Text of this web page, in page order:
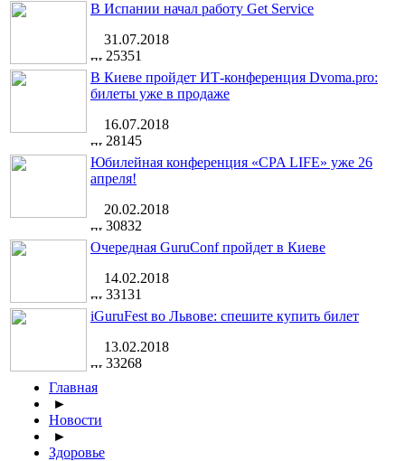
В Испании начал работу Get Service
31.07.2018
25351
В Киеве пройдет ИТ-конференция Dvoma.pro:
билеты уже в продаже
16.07.2018
28145
Юбилейная конференция «CPA LIFE» уже 26
апреля!
20.02.2018
30832
Очередная GuruConf пройдет в Киеве
14.02.2018
33131
iGuruFest во Львове: спешите купить билет
13.02.2018
33268
Главная
►
Новости
►
Здоровье